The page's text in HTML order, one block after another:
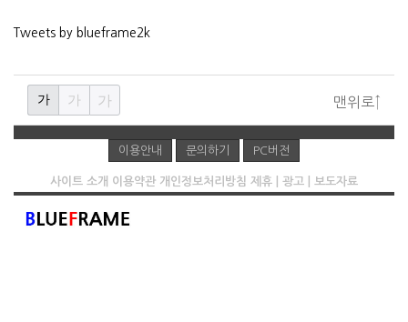
Tweets by blueframe2k
맨위로↑
가 가 가
이용안내 문의하기 PC버전
사이트 소개 이용약관 개인정보처리방침 제휴 | 광고 | 보도자료